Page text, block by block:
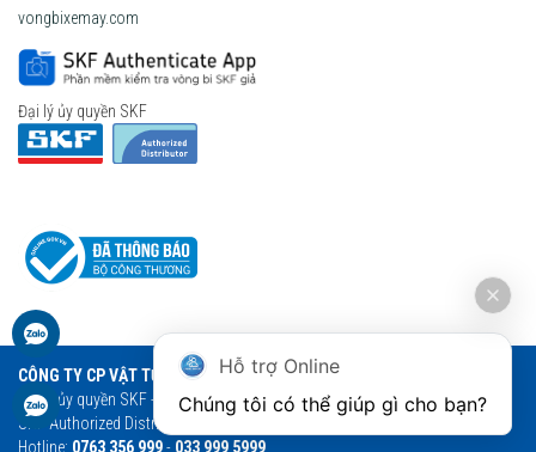
vongbixemay.com
Đại lý ủy quyền SKF
CÔNG TY CP VẬT TƯ THƯƠNG MẠI NGỌC ANH
Đại lý ủy quyền SKF - Vòng bi Ngọc Anh - Vòng bi SKF chính hãng
SKF Authorized Distributor
Hotline: 0763 356 999- 033 999 5999
Hỗ trợ Online
Chúng tôi có thể giúp gì cho bạn?